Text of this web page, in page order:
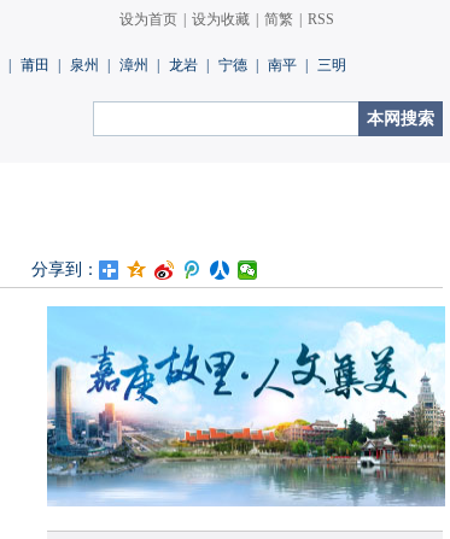
设为首页 设为收藏 简繁 RSS
莆田 泉州 漳州 龙岩 宁德 南平 三明
分享到：